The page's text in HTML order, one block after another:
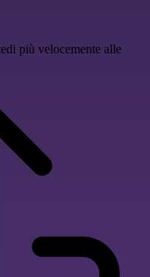
più velocemente alle